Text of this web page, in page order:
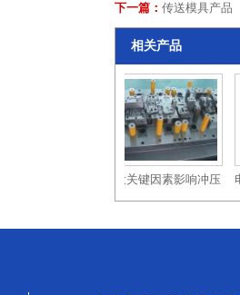
下一篇： 传送模具产品
相关产品
四大关键因素影响冲压
电